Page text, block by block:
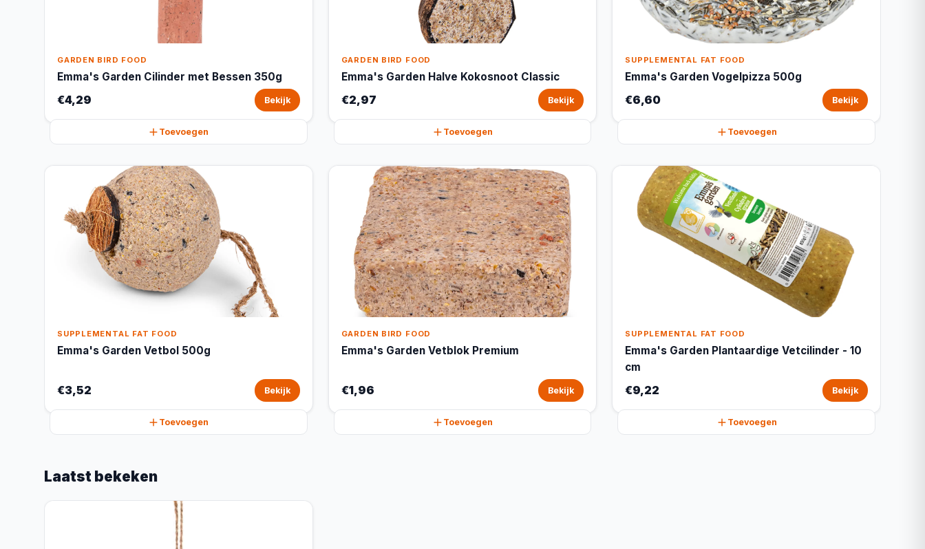
GARDEN BIRD FOOD
Emma's Garden Cilinder met Bessen 350g
€4,29 Bekijk
Toevoegen
GARDEN BIRD FOOD
Emma's Garden Halve Kokosnoot Classic
€2,97 Bekijk
Toevoegen
SUPPLEMENTAL FAT FOOD
Emma's Garden Vogelpizza 500g
€6,60 Bekijk
Toevoegen
SUPPLEMENTAL FAT FOOD
Emma's Garden Vetbol 500g
€3,52 Bekijk
Toevoegen
GARDEN BIRD FOOD
Emma's Garden Vetblok Premium
€1,96 Bekijk
Toevoegen
SUPPLEMENTAL FAT FOOD
Emma's Garden Plantaardige Vetcilinder - 10
cm
€9,22 Bekijk
Toevoegen
Laatst bekeken